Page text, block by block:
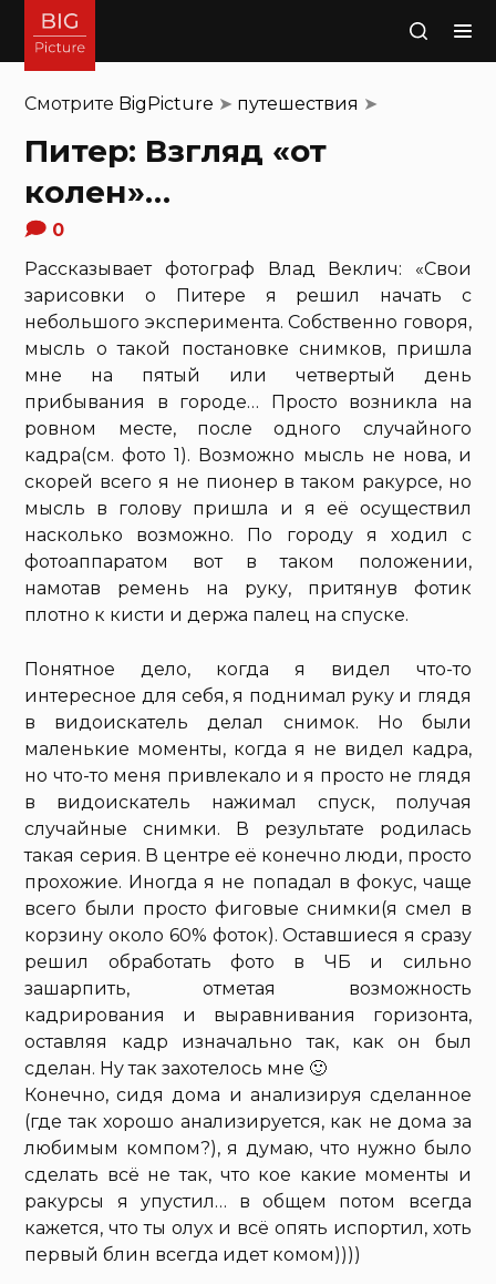
Поиск
Смотрите BigPicture ➤ путешествия ➤
Питер: Взгляд «от
колен»…
0
Рассказывает фотограф Влад Веклич: «Свои
зарисовки о Питере я решил начать с
небольшого эксперимента. Собственно говоря,
мысль о такой постановке снимков, пришла
мне на пятый или четвертый день
прибывания в городе… Просто возникла на
ровном месте, после одного случайного
кадра(см. фото 1). Возможно мысль не нова, и
скорей всего я не пионер в таком ракурсе, но
мысль в голову пришла и я её осуществил
насколько возможно. По городу я ходил с
фотоаппаратом вот в таком положении,
намотав ремень на руку, притянув фотик
плотно к кисти и держа палец на спуске.
Понятное дело, когда я видел что-то
интересное для себя, я поднимал руку и глядя
в видоискатель делал снимок. Но были
маленькие моменты, когда я не видел кадра,
но что-то меня привлекало и я просто не глядя
в видоискатель нажимал спуск, получая
случайные снимки. В результате родилась
такая серия. В центре её конечно люди, просто
прохожие. Иногда я не попадал в фокус, чаще
всего были просто фиговые снимки(я смел в
корзину около 60% фоток). Оставшиеся я сразу
решил обработать фото в ЧБ и сильно
зашарпить, отметая возможность
кадрирования и выравнивания горизонта,
оставляя кадр изначально так, как он был
сделан. Ну так захотелось мне 🙂
Конечно, сидя дома и анализируя сделанное
(где так хорошо анализируется, как не дома за
любимым компом?), я думаю, что нужно было
сделать всё не так, что кое какие моменты и
ракурсы я упустил… в общем потом всегда
кажется, что ты олух и всё опять испортил, хоть
первый блин всегда идет комом))))